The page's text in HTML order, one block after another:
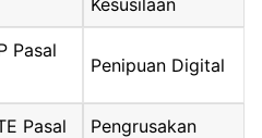
Pasal
Penipuan Digital
Pasal
Pengrusakan